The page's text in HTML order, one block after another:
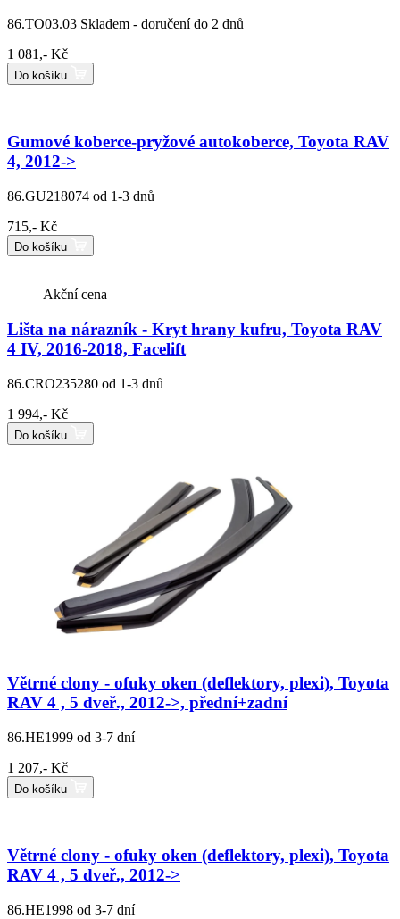
86.TO03.03 Skladem - doručení do 2 dnů
1 081,- Kč
Do košíku
Gumové koberce-pryžové autokoberce, Toyota RAV
4, 2012->
86.GU218074 od 1-3 dnů
715,- Kč
Do košíku
Akční cena
Lišta na nárazník - Kryt hrany kufru, Toyota RAV
4 IV, 2016-2018, Facelift
86.CRO235280 od 1-3 dnů
1 994,- Kč
Do košíku
Větrné clony - ofuky oken (deflektory, plexi), Toyota
RAV 4 , 5 dveř., 2012->, přední+zadní
86.HE1999 od 3-7 dní
1 207,- Kč
Do košíku
Větrné clony - ofuky oken (deflektory, plexi), Toyota
RAV 4 , 5 dveř., 2012->
86.HE1998 od 3-7 dní